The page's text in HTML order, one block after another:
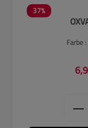
37%
Farbe :